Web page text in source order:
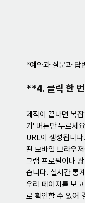
*예약과 질문과 답
**4. 클릭 한
제작이 끝나면 복
기' 버튼만 누르세
URL이 생성됩니
떤 모바일 브라우
그램 프로필이나
습니다. 실시간 통
우리 페이지를 보
로 확인할 수 있어